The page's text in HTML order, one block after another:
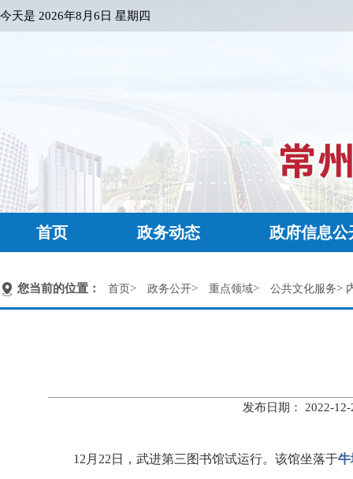
今天是 2026年8月6日 星期四
首页 政务动态 政府信息公
您当前的位置： 首页> 政务公开> 重点领域> 公共文化服务>
发布日期： 2022-
12月22日，武进第三图书馆试运行。该馆坐落于牛